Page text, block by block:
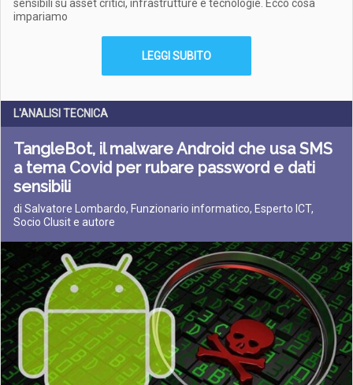
sensibili su asset critici, infrastrutture e tecnologie. Ecco cosa
impariamo
LEGGI SUBITO
L'ANALISI TECNICA
TangleBot, il malware Android che usa SMS
a tema Covid per rubare password e dati
sensibili
di Salvatore Lombardo, Funzionario informatico, Esperto ICT,
Socio Clusit e autore